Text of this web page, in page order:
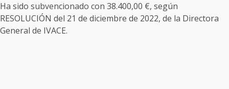
Ha sido subvencionado con 38.400,00 €, según
RESOLUCIÓN del 21 de diciembre de 2022, de la Directora
General de IVACE.